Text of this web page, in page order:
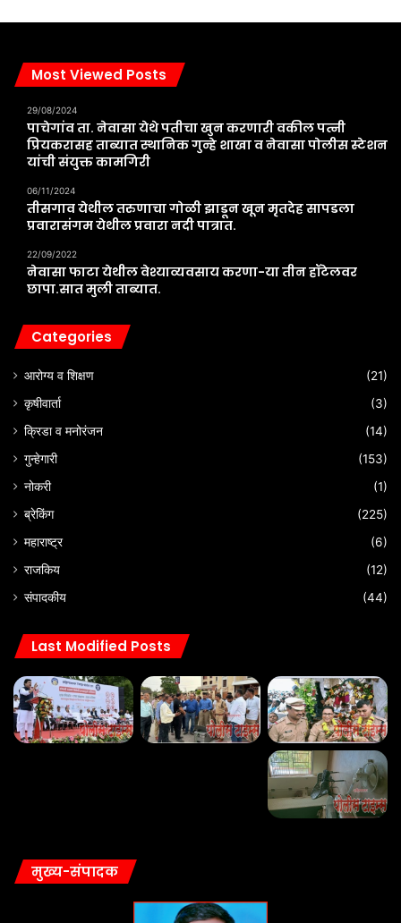
Most Viewed Posts
29/08/2024
पाचेगांव ता. नेवासा येथे पतीचा खुन करणारी वकील पत्नी
प्रियकरासह ताब्यात स्थानिक गुन्हे शाखा व नेवासा पोलीस स्टेशन
यांची संयुक्त कामगिरी
06/11/2024
तीसगाव येथील तरुणाचा गोळी झाडून खून मृतदेह सापडला
प्रवारासंगम येथील प्रवारा नदी पात्रात.
22/09/2022
नेवासा फाटा येथील वेश्याव्यवसाय करणा-या तीन हॉटेलवर
छापा.सात मुली ताब्यात.
Categories
आरोग्य व शिक्षण
(21)
कृषीवार्ता
(3)
क्रिडा व मनोरंजन
(14)
गुन्हेगारी
(153)
नोकरी
(1)
ब्रेकिंग
(225)
महाराष्ट्र
(6)
राजकिय
(12)
संपादकीय
(44)
Last Modified Posts
मुख्य-संपादक